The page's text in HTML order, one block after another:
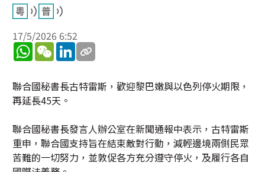
17/5/2026 6:52
WhatsApp
WeChatLinkedIn
聯合國秘書長古特雷斯，歡迎黎巴嫩與以色列停火期限，
再延長45天。
聯合國秘書長發言人辦公室在新聞通報中表示，古特雷斯
重申，聯合國支持旨在結束敵對行動，減輕邊境兩側民眾
苦難的一切努力，並敦促各方充分遵守停火，及履行各自